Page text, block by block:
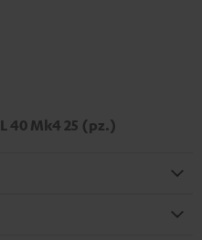
40 Mk4 25 (pz.)